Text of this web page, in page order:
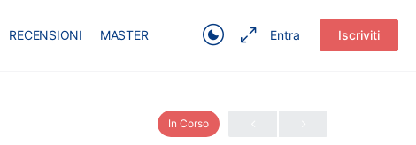
RECENSIONI MASTER Entra Iscriviti
In Corso